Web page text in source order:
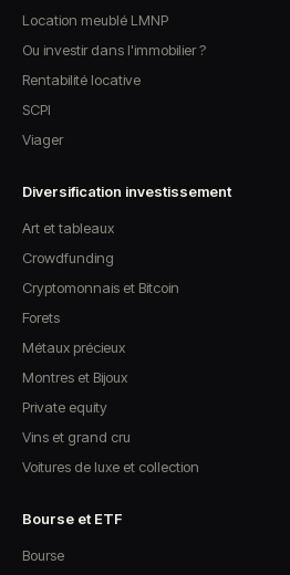
Location meublé LMNP
Ou investir dans l'immobilier ?
Rentabilité locative
SCPI
Viager
Diversification investissement
Art et tableaux
Crowdfunding
Cryptomonnais et Bitcoin
Forets
Métaux précieux
Montres et Bijoux
Private equity
Vins et grand cru
Voitures de luxe et collection
Bourse et ETF
Bourse